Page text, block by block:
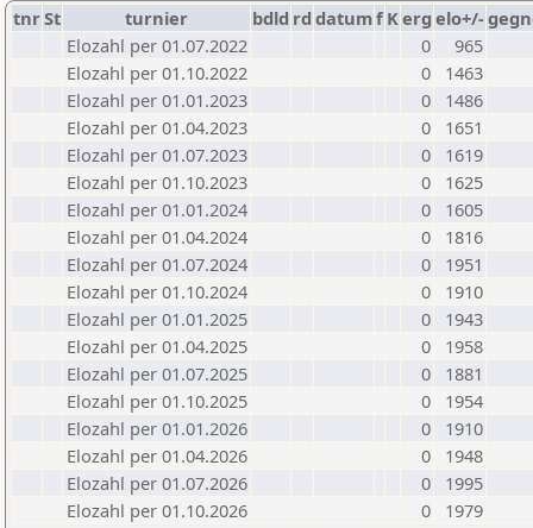
tnrSt turnier bdld rd datumf Kerg elo+/-
Elozahl per 01.07.2022
0
965
Elozahl per 01.10.2022
0
1463
Elozahl per 01.01.2023
0
1486
Elozahl per 01.04.2023
0
1651
Elozahl per 01.07.2023
0
1619
Elozahl per 01.10.2023
0
1625
Elozahl per 01.01.2024
0
1605
Elozahl per 01.04.2024
0
1816
Elozahl per 01.07.2024
0
1951
Elozahl per 01.10.2024
0
1910
Elozahl per 01.01.2025
0
1943
Elozahl per 01.04.2025
0
1958
Elozahl per 01.07.2025
0
1881
Elozahl per 01.10.2025
0
1954
Elozahl per 01.01.2026
0
1910
Elozahl per 01.04.2026
0
1948
Elozahl per 01.07.2026
0
1995
Elozahl per 01.10.2026
0 1979